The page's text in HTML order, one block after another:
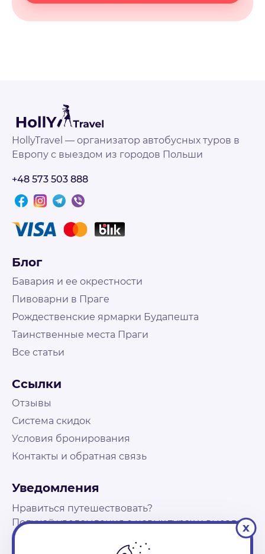
Свяжитесь с нами и наш менеджер поможет
подобрать путешествие
На связи Пн. - Пт. | 10:00 - 18:00, выходные и
Контакты
+48 573 503 888
booking@holly-travel.pl
Мессенджеры
HollyTravel — организатор автобусных туров в
Европу с выездом из городов Польши
+48 573 503 888
Блог
Бавария и ее окрестности
Пивоварни в Праге
Рождественские ярмарки Будапешта
Таинственные места Праги
Все статьи
Ссылки
Отзывы
Система скидок
Условия бронирования
Контакты и обратная связь
Уведомления
Нравиться путешествовать?
Получай уведомления о новых турах и выездахx